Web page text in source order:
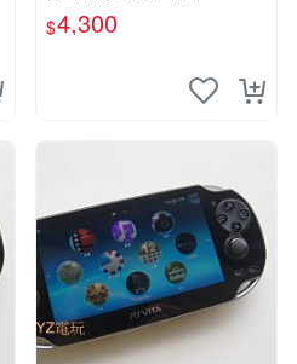
$4,300